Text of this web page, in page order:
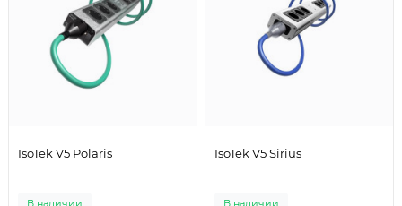
IsoTek V5 Polaris IsoTek V5 Sirius